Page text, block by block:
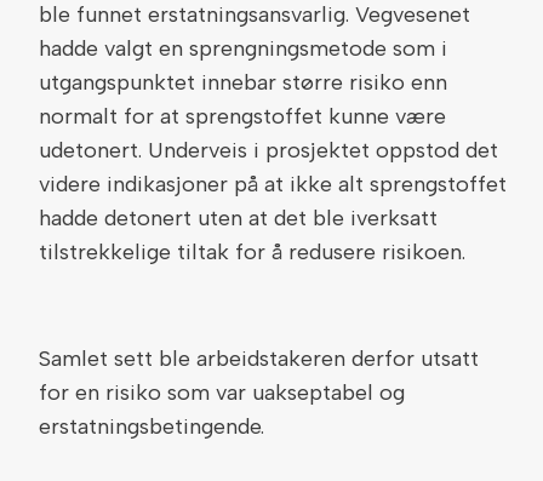
ble funnet erstatningsansvarlig. Vegvesenet
hadde valgt en sprengningsmetode som i
utgangspunktet innebar større risiko enn
normalt for at sprengstoffet kunne være
udetonert. Underveis i prosjektet oppstod det
videre indikasjoner på at ikke alt sprengstoffet
hadde detonert uten at det ble iverksatt
tilstrekkelige tiltak for å redusere risikoen.
Samlet sett ble arbeidstakeren derfor utsatt
for en risiko som var uakseptabel og
erstatningsbetingende.